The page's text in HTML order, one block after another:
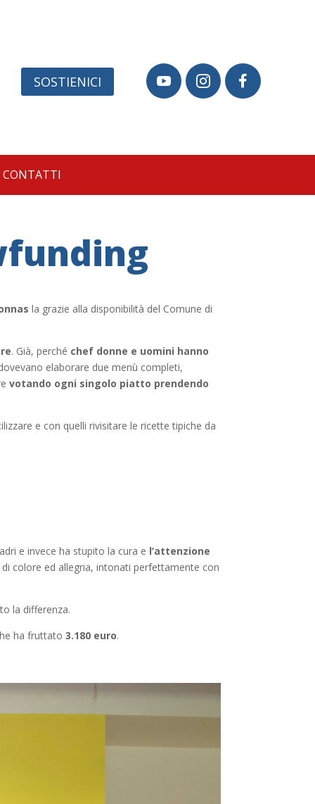
SOSTIENICI   
CONTATTI
la grazie alla disponibilità del Comune di
. Già, perché chef donne e uomini hanno
elaborare due menù completi,
votando ogni singolo piatto prendendo
e con quelli rivisitare le ricette tipiche da
e invece ha stupito la cura e l’attenzione
colore ed allegria, intonati perfettamente con
la differenza.
ha fruttato3.180 euro.